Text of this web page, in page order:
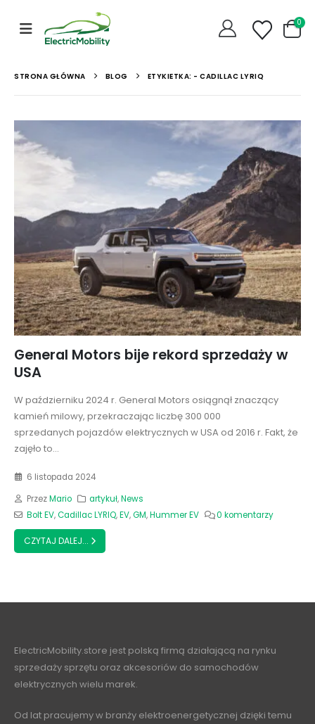
0
STRONA GŁÓWNA BLOG ETYKIETKA: - CADILLAC LYRIQ
General Motors bije rekord sprzedaży w
USA
W październiku 2024 r. General Motors osiągnął znaczący
kamień milowy, przekraczając liczbę 300 000
sprzedanych pojazdów elektrycznych w USA od 2016 r. Fakt, że
zajęło to...
6 listopada 2024
PrzezMario artykuł,News
Bolt EV,Cadillac LYRIQ,EV,GM,Hummer EV 0 komentarzy
CZYTAJ DALEJ...
ElectricMobility.store jest polską firmą działającą na rynku
sprzedaży sprzętu oraz akcesoriów do samochodów
elektrycznych wielu marek.
Od lat pracujemy w branży elektroenergetycznej dzięki temu